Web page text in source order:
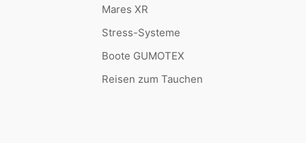
Mares XR
Stress-Systeme
Boote GUMOTEX
Reisen zum Tauchen